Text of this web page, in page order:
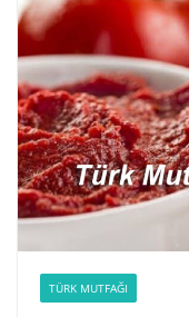
TÜRK MUTFAĞI